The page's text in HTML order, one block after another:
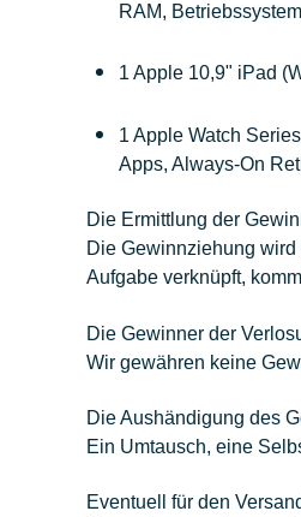
RAM,
1 Apple 10,9" iPad
1 Apple Watch
Apps, Always-On
Die Ermittlung der
Die Gewinnziehung
Aufgabe verknüpft,
Die Gewinner der
Wir gewähren keine
Die Aushändigung des
Ein Umtausch, eine
Eventuell für den